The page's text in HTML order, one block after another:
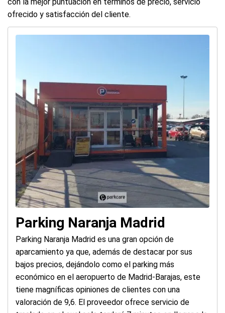
ofrecido y satisfacción del cliente.
Parking Naranja Madrid
Parking Naranja Madrid es una gran opción de
aparcamiento ya que, además de destacar por sus
bajos precios, dejándolo como el parking más
económico en el aeropuerto de Madrid-Barajas, este
tiene magníficas opiniones de clientes con una
valoración de 9,6. El proveedor ofrece servicio de